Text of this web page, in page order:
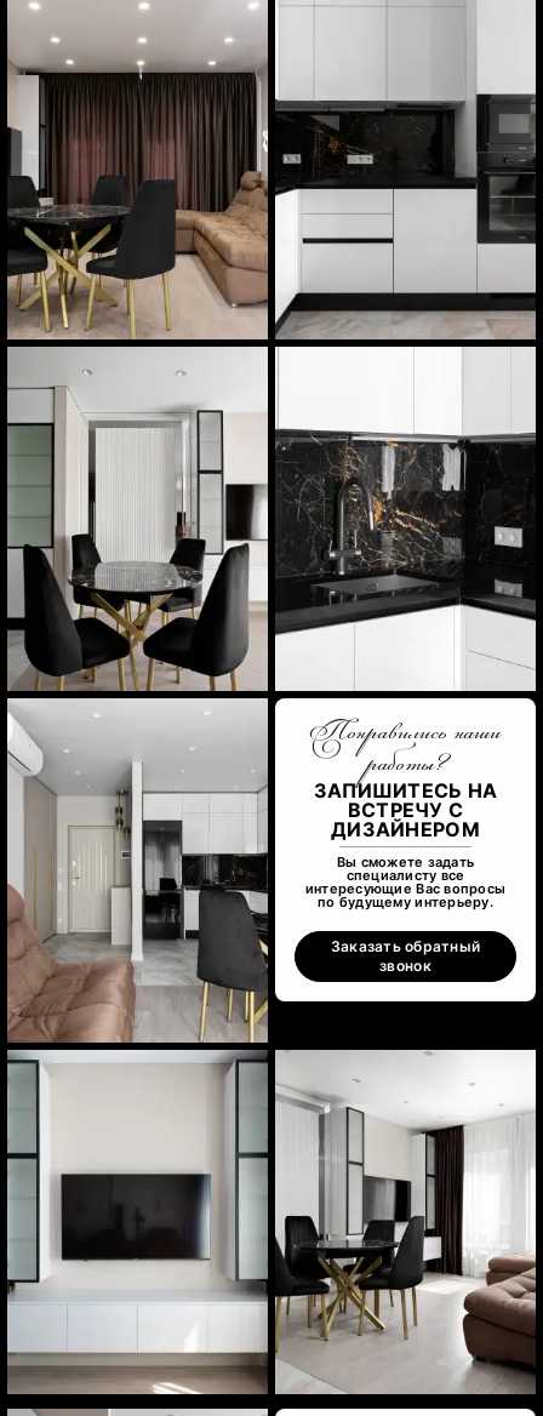
Понравились наши
работы?
ЗАПИШИТЕСЬ НА
ВСТРЕЧУ С
ДИЗАЙНЕРОМ
Вы сможете задать
специалисту все
интересующие Вас вопросы
по будущему интерьеру.
Заказать обратный
звонок